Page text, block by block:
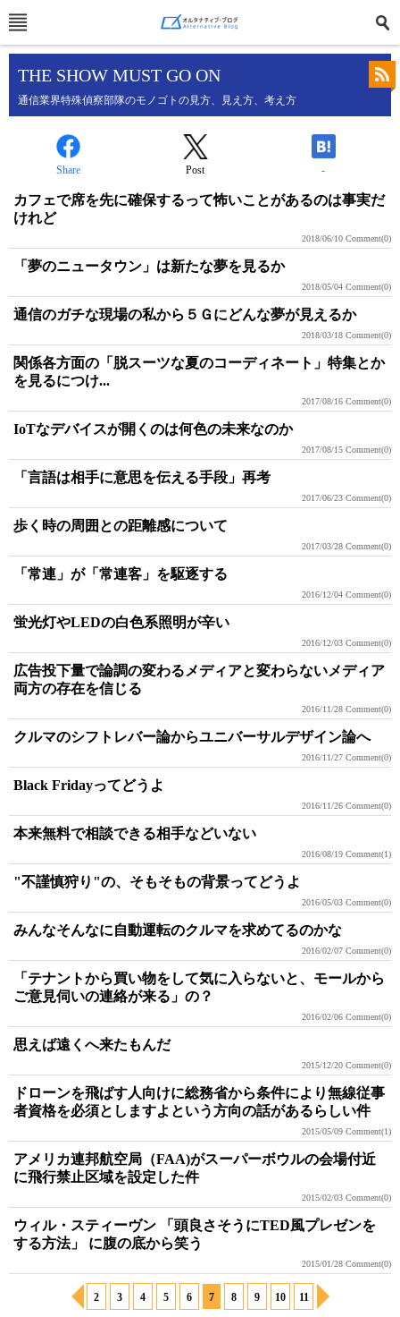
THE SHOW MUST GO ON
通信業界特殊偵察部隊のモノゴトの見方、見え方、考え方
Share Post -
カフェで席を先に確保するって怖いことがあるのは事実だ
けれど
2018/06/10 Comment(0)
「夢のニュータウン」は新たな夢を見るか
2018/05/04 Comment(0)
通信のガチな現場の私から５Ｇにどんな夢が見えるか
2018/03/18 Comment(0)
関係各方面の「脱スーツな夏のコーディネート」特集とか
を見るにつけ...
2017/08/16 Comment(0)
IoTなデバイスが開くのは何色の未来なのか
2017/08/15 Comment(0)
「言語は相手に意思を伝える手段」再考
2017/06/23 Comment(0)
歩く時の周囲との距離感について
2017/03/28 Comment(0)
「常連」が「常連客」を駆逐する
2016/12/04 Comment(0)
蛍光灯やLEDの白色系照明が辛い
2016/12/03 Comment(0)
広告投下量で論調の変わるメディアと変わらないメディア
両方の存在を信じる
2016/11/28 Comment(0)
クルマのシフトレバー論からユニバーサルデザイン論へ
2016/11/27 Comment(0)
Black Fridayってどうよ
2016/11/26 Comment(0)
本来無料で相談できる相手などいない
2016/08/19 Comment(1)
"不謹慎狩り"の、そもそもの背景ってどうよ
2016/05/03 Comment(0)
みんなそんなに自動運転のクルマを求めてるのかな
2016/02/07 Comment(0)
「テナントから買い物をして気に入らないと、モールから
ご意見伺いの連絡が来る」の？
2016/02/06 Comment(0)
思えば遠くへ来たもんだ
2015/12/20 Comment(0)
ドローンを飛ばす人向けに総務省から条件により無線従事
者資格を必須としますよという方向の話があるらしい件
2015/05/09 Comment(1)
アメリカ連邦航空局（FAA)がスーパーボウルの会場付近
に飛行禁止区域を設定した件
2015/02/03 Comment(0)
ウィル・スティーヴン 「頭良さそうにTED風プレゼンを
する方法」 に腹の底から笑う
2015/01/28 Comment(0)
2 3 4 5 6 7 8 9 10 11